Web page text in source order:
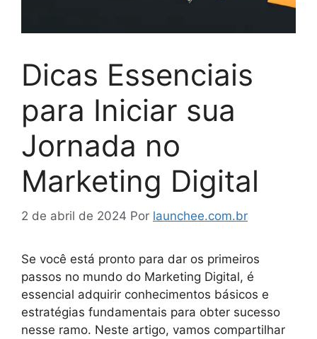
Dicas Essenciais
para Iniciar sua
Jornada no
Marketing Digital
2 de abril de 2024 Por launchee.com.br
Se você está pronto para dar os primeiros
passos no mundo do Marketing Digital, é
essencial adquirir conhecimentos básicos e
estratégias fundamentais para obter sucesso
nesse ramo. Neste artigo, vamos compartilhar